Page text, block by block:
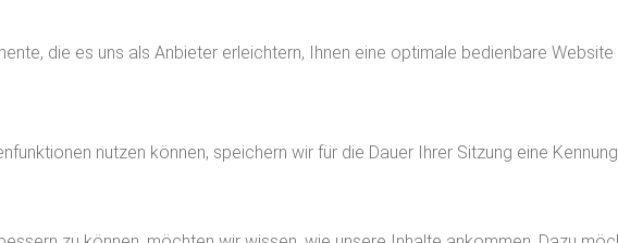
die es uns als Anbieter erleichtern, Ihnen eine optimale bedienbare Website
nutzen können, speichern wir für die Dauer Ihrer Sitzung eine